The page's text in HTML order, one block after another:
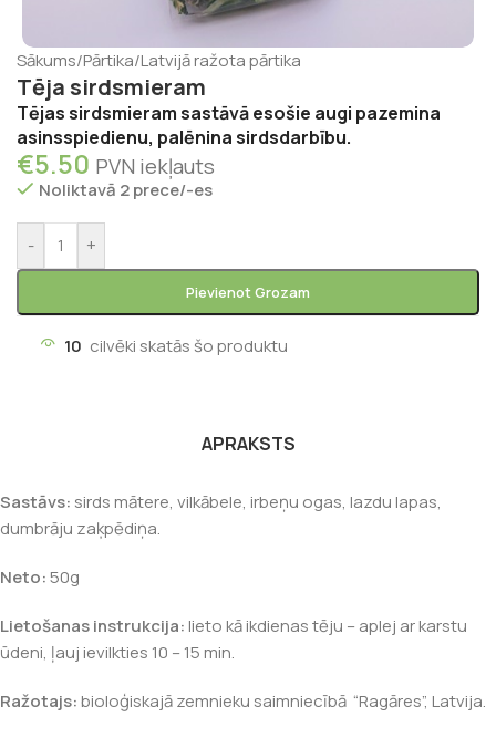
Sākums/Pārtika/Latvijā ražota pārtika
Tēja sirdsmieram
Tējas sirdsmieram sastāvā esošie augi pazemina
asinsspiedienu, palēnina sirdsdarbību.
€5.50 PVN iekļauts
Noliktavā 2 prece/-es
- +
Pievienot Grozam
10 cilvēki skatās šo produktu
APRAKSTS
Sastāvs: sirds mātere, vilkābele, irbeņu ogas, lazdu lapas,
dumbrāju zaķpēdiņa.
Neto:50g
Lietošanas instrukcija:lieto kā ikdienas tēju – aplej ar karstu
ūdeni, ļauj ievilkties 10 – 15 min.
Ražotajs:bioloģiskajā zemnieku saimniecībā “Ragāres”, Latvija.